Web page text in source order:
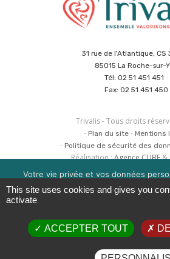
31 rue de l'Atlantique, CS
85015 La Roche-sur-
Tél: 02 51 451 451
Fax: 02 51 451 450
Trivalis - Tous droits
Plan du site
Mentions
Politique de sécurité des
Réalisation :Agence CUBE&
Votre vie privée et vos données
importants pour nous.
confidentialité pour en savoir plus.
gérer l'acceptation des cookies en
droite 'Gérer les
OK EN SAVOIR
This site uses cookies and gives you
activate
ACCEPTER TOUT